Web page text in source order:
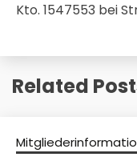
Kto. 1547553 bei
Related